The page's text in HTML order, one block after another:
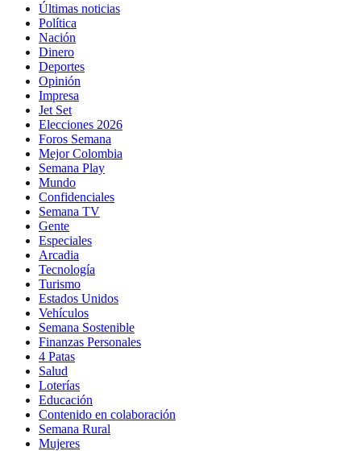
Últimas noticias
Política
Nación
Dinero
Deportes
Opinión
Impresa
Jet Set
Elecciones 2026
Foros Semana
Mejor Colombia
Semana Play
Mundo
Confidenciales
Semana TV
Gente
Especiales
Arcadia
Tecnología
Turismo
Estados Unidos
Vehículos
Semana Sostenible
Finanzas Personales
4 Patas
Salud
Loterías
Educación
Contenido en colaboración
Semana Rural
Mujeres